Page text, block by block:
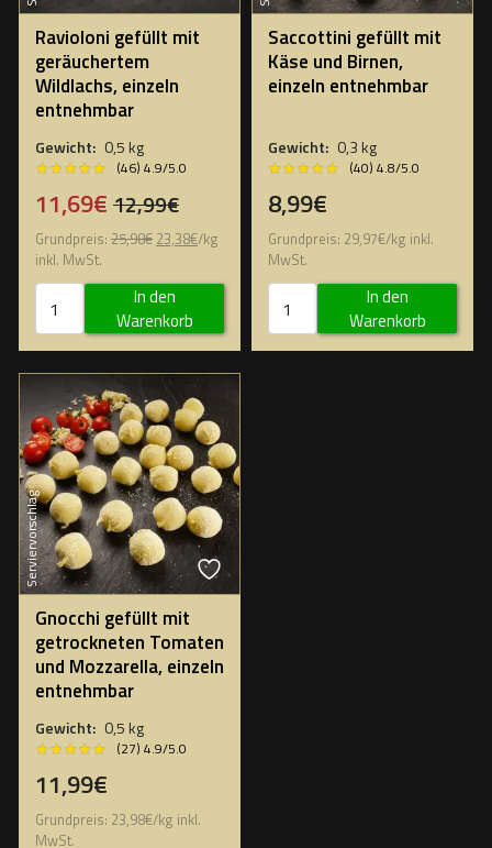
Ravioloni gefüllt mit
geräuchertem
Wildlachs, einzeln
entnehmbar
Gewicht: 0,5 kg
★★★★★
★★★★★ (46) 4.9/5.0
11,69€ 12,99€
Grundpreis: 25,98€ 23,38€/kg
inkl. MwSt.
In den
Warenkorb
Saccottini gefüllt mit
Käse und Birnen,
einzeln entnehmbar
Gewicht: 0,3 kg
★★★★★
★★★★★ (40) 4.8/5.0
8,99€
Grundpreis: 29,97€/kg inkl.
MwSt.
In den
Warenkorb
Serviervorschlag
Gnocchi gefüllt mit
getrockneten Tomaten
und Mozzarella, einzeln
entnehmbar
Gewicht: 0,5 kg
★★★★★
★★★★★ (27) 4.9/5.0
11,99€
Grundpreis: 23,98€/kg inkl.
MwSt.